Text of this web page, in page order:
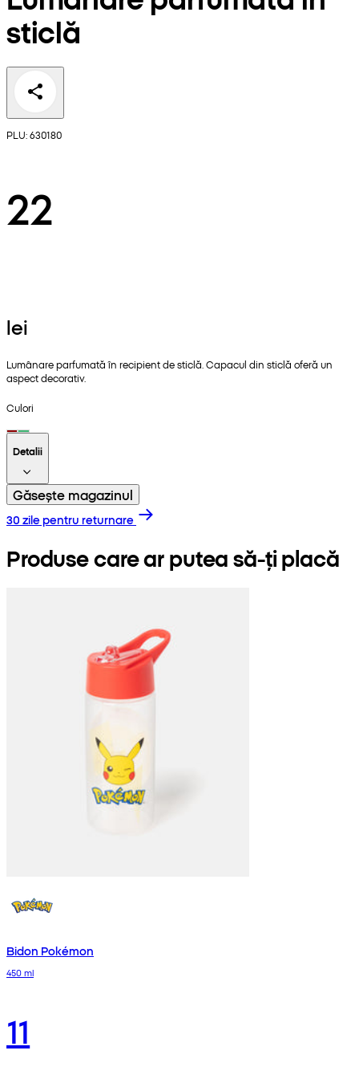
sticlă
PLU: 630180
22
lei
Lumânare parfumată în recipient de sticlă. Capacul din sticlă oferă un
aspect decorativ.
Culori
Detalii
Găsește magazinul
30 zile pentru returnare
Produse care ar putea să-ți placă
Bidon Pokémon
450 ml
11